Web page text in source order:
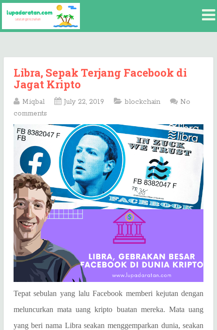
Libra, Sepak Terjang Facebook di
Jagat Kripto
M.iqbal July 22, 2019 blockchain
No
comments
Tepat sebulan yang lalu Facebook memberi kejutan dengan
meluncurkan mata uang kripto buatan mereka. Mata uang
yang beri nama Libra seakan menggemparkan dunia, seakan